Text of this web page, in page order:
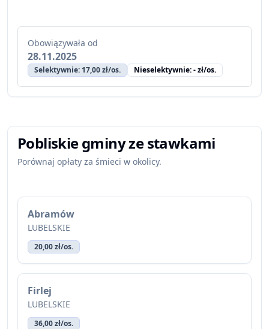
Obowiązywała od
28.11.2025
Selektywnie: 17,00 zł/os. Nieselektywnie: - zł/os.
Pobliskie gminy ze stawkami
Porównaj opłaty za śmieci w okolicy.
Abramów
LUBELSKIE
20,00 zł/os.
Firlej
LUBELSKIE
36,00 zł/os.